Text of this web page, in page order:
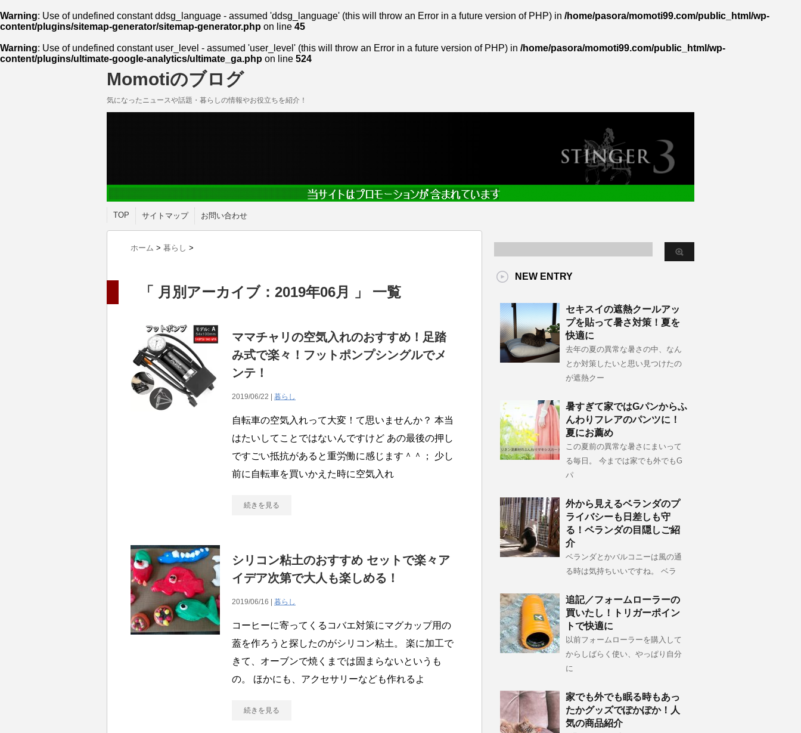
Warning: Use of undefined constant ddsg_language - assumed 'ddsg_language' (this will throw an Error in a future version of PHP) in /home/pasora/momoti99.com/public_html/wp-
content/plugins/sitemap-generator/sitemap-generator.php on line 45
Warning: Use of undefined constant user_level - assumed 'user_level' (this will throw an Error in a future version of PHP) in /home/pasora/momoti99.com/public_html/wp-
content/plugins/ultimate-google-analytics/ultimate_ga.php on line 524
Momotiのブログ
気になったニュースや話題・暮らしの情報やお役立ちを紹介！
TOP サイトマップ お問い合わせ
ホーム > 暮らし >
「 月別アーカイブ：2019年06月 」 一覧
ママチャリの空気入れのおすすめ！足踏
み式で楽々！フットポンプシングルでメ
ンテ！
2019/06/22 | 暮らし
自転車の空気入れって大変！て思いませんか？ 本当
はたいしてことではないんですけど あの最後の押し
ですごい抵抗があると重労働に感じます＾＾； 少し
前に自転車を買いかえた時に空気入れ
続きを見る
シリコン粘土のおすすめ セットで楽々ア
イデア次第で大人も楽しめる！
2019/06/16 | 暮らし
コーヒーに寄ってくるコバエ対策にマグカップ用の
蓋を作ろうと探したのがシリコン粘土。 楽に加工で
きて、オーブンで焼くまでは固まらないというも
の。 ほかにも、アクセサリーなども作れるよ
続きを見る
NEW ENTRY
セキスイの遮熱クールアッ
プを貼って暑さ対策！夏を
快適に
去年の夏の異常な暑さの中、なん
とか対策したいと思い見つけたの
が遮熱クー
暑すぎて家ではGパンからふ
んわりフレアのパンツに！
夏にお薦め
この夏前の異常な暑さにまいって
る毎日。 今までは家でも外でもG
パ
外から見えるベランダのプ
ライバシーも日差しも守
る！ベランダの目隠しご紹
介
ベランダとかバルコニーは風の通
る時は気持ちいいですね。 ベラ
追記／フォームローラーの
買いたし！トリガーポイン
トで快適に
以前フォームローラーを購入して
からしばらく使い、やっぱり自分
に
家でも外でも眠る時もあっ
たかグッズでぽかぽか！人
気の商品紹介